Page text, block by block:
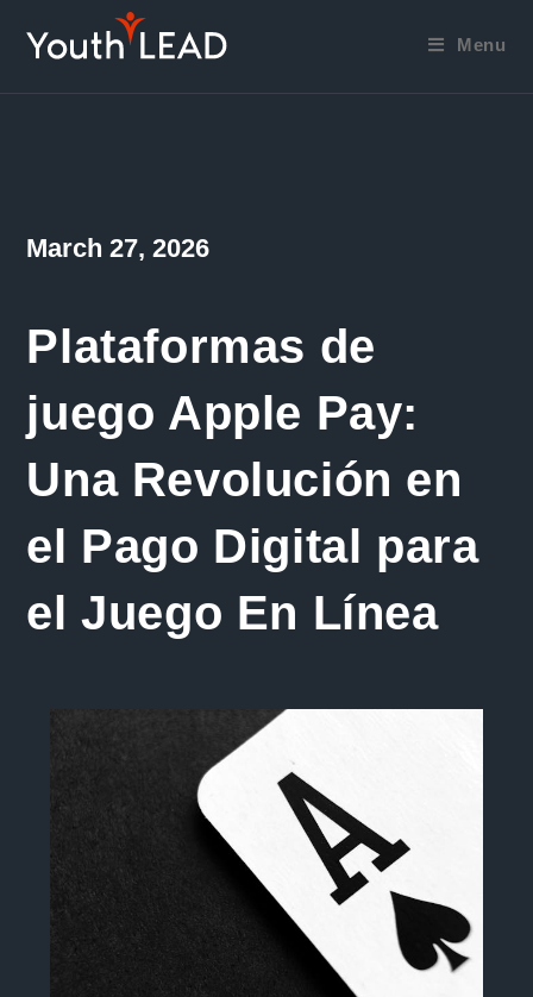
Menu
Post
March 27, 2026
Plataformas de
juego Apple Pay:
Una Revolución en
el Pago Digital para
el Juego En Línea